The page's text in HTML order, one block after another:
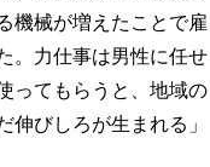
機械が増えたことで雇
。力仕事は男性に任せ
ってもらうと、地域の
伸びしろが生まれる」